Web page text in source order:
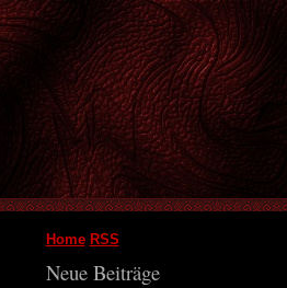
Home RSS
Neue Beiträge